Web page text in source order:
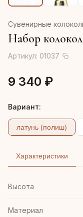
Сувенирные
Набор
Артикул: 01037
9 340 ₽
Вариант:
латунь (полиш)
Характеристики
Высота
Материал